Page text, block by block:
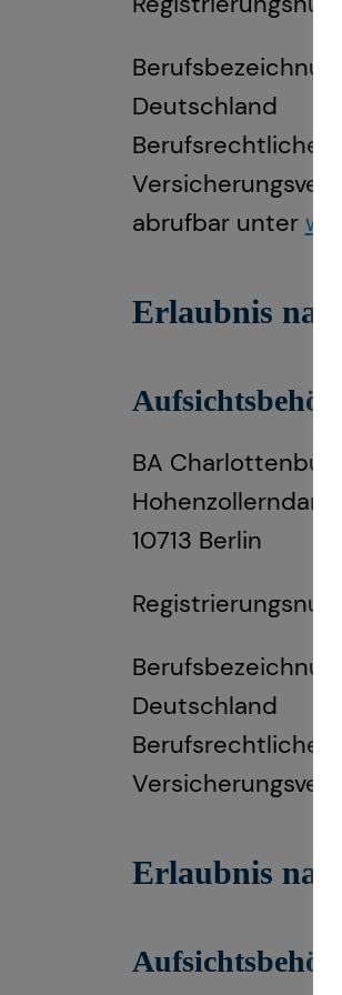
Deutschland
Berufsrechtliche
abrufbar unter
Erlaubnis
BA
Hohenzollerndamm
10713 Berlin
Deutschland
Berufsrechtliche
Erlaubnis